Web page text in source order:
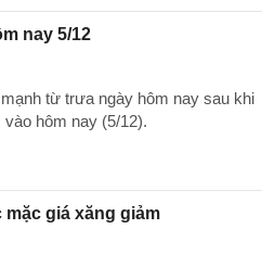
nay 5/12
từ trưa ngày hôm nay sau khi
hôm nay (5/12).
giá xăng giảm